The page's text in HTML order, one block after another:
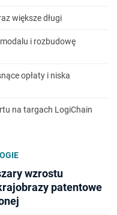
większe długi
i rozbudowę
opłaty i niska
na targach LogiChain
wzrostu
patentowe